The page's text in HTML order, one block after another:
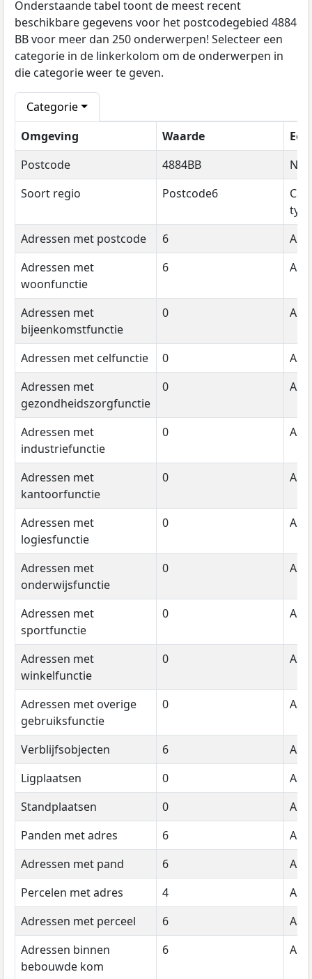
Onderstaande tabel toont de meest recent
beschikbare gegevens voor het postcodegebied 4884
BB voor meer dan 250 onderwerpen! Selecteer een
categorie in de linkerkolom om de onderwerpen in
die categorie weer te geven.
Categorie
Omgeving
Waarde
Postcode
4884BB
Soort regio
Postcode6
type
Adressen met postcode
6
Adressen met
woonfunctie
6
Adressen met
bijeenkomstfunctie
0
Adressen met celfunctie 0
Adressen met
gezondheidszorgfunctie
0
Adressen met
industriefunctie
0
Adressen met
kantoorfunctie
0
Adressen met
logiesfunctie
0
Adressen met
onderwijsfunctie
0
Adressen met
sportfunctie
0
Adressen met
winkelfunctie
0
Adressen met overige
gebruiksfunctie
0
Verblijfsobjecten 6
Ligplaatsen
0
Standplaatsen
0
Panden met adres
6
Adressen met pand
6
Percelen met adres
4
Adressen met perceel
6
Adressen binnen
bebouwde kom
6